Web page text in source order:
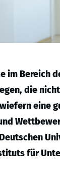
im Bereich
die
eine
für